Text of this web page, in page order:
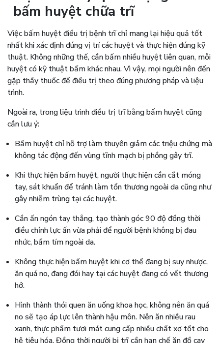
bấm huyệt chữa trĩ
Việc bấm huyệt điều trị bệnh trĩ chỉ mang lại hiệu quả tốt
nhất khi xác định đúng vị trí các huyệt và thực hiện đúng kỹ
thuật. Không những thế, cần bấm nhiều huyệt liên quan, mỗi
huyệt có kỹ thuật bấm khác nhau. Vì vậy, mọi người nên đến
gặp thầy thuốc để điều trị theo đúng phương pháp và liệu
trình.
Ngoài ra, trong liệu trình điều trị trĩ bằng bấm huyệt cũng
cần lưu ý:
Bấm huyệt chỉ hỗ trợ làm thuyên giảm các triệu chứng mà
không tác động đến vùng tĩnh mạch bị phồng gây trĩ.
Khi thực hiện bấm huyệt, người thực hiện cần cắt móng
tay, sát khuẩn để tránh làm tổn thương ngoài da cũng như
gây nhiễm trùng tại các huyệt.
Cần ấn ngón tay thẳng, tạo thành góc 90 độ đồng thời
điều chỉnh lực ấn vừa phải để người bệnh không bị đau
nhức, bầm tím ngoài da.
Không thực hiện bấm huyệt khi cơ thể đang bị suy nhược,
ăn quá no, đang đói hay tại các huyệt đang có vết thương
hở.
Hình thành thói quen ăn uống khoa học, không nên ăn quá
no sẽ tạo áp lực lên thành hậu môn. Nên ăn nhiều rau
xanh, thực phẩm tươi mát cung cấp nhiều chất xơ tốt cho
hệ tiêu hóa. Đồng thời người bị trĩ cần hạn chế ăn đồ cay